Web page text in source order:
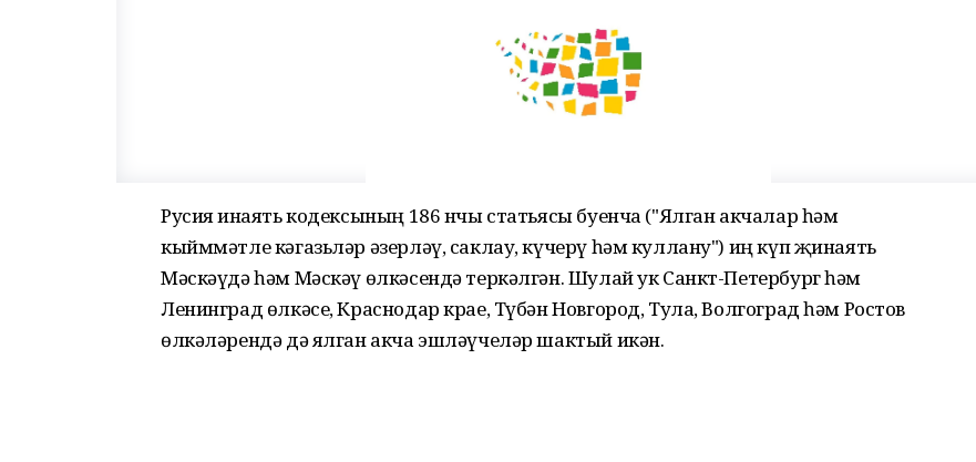
Русия Җинаять кодексының 186 нчы статьясы буенча ("Ялган акчалар һәм
кыйммәтле кәгазьләр әзерләү, саклау, күчерү һәм куллану") иң күп җинаять
Мәскәүдә һәм Мәскәү өлкәсендә теркәлгән. Шулай ук Санкт-Петербург һәм
Ленинград өлкәсе, Краснодар крае, Түбән Новгород, Тула, Волгоград һәм Ростов
өлкәләрендә дә ялган акча эшләүчеләр шактый икән.